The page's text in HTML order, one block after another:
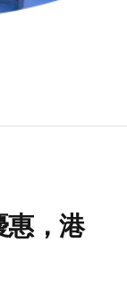
惠，港